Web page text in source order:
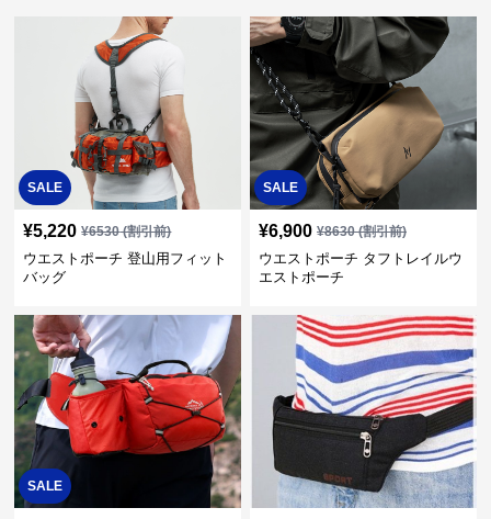
SALE
¥5,220 ¥6530(割引前)
ウエストポーチ 登山用フィット
バッグ
SALE
¥6,900 ¥8630(割引前)
ウエストポーチ タフトレイルウ
エストポーチ
SALE